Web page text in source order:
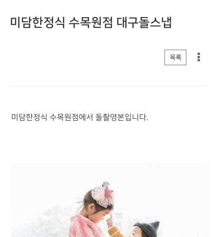
미담한정식 수목원점 대구돌스냅
목록
미담한정식 수목원점에서 돌촬영본입니다.